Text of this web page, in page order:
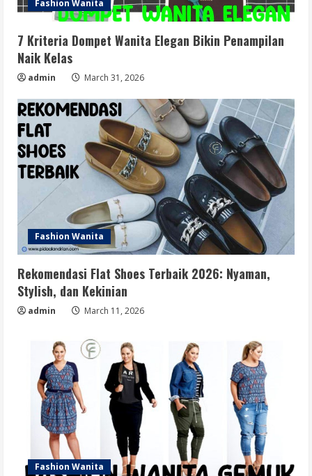
Fashion Wanita
7 Kriteria Dompet Wanita Elegan Bikin Penampilan
Naik Kelas
admin March 31, 2026
Fashion Wanita
Rekomendasi Flat Shoes Terbaik 2026: Nyaman,
Stylish, dan Kekinian
admin March 11, 2026
Fashion Wanita